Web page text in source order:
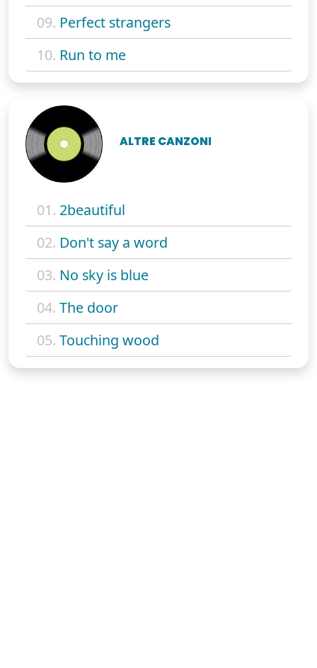
09. Perfect strangers
10. Run to me
ALTRE CANZONI
01. 2beautiful
02. Don't say a word
03. No sky is blue
04. The door
05. Touching wood